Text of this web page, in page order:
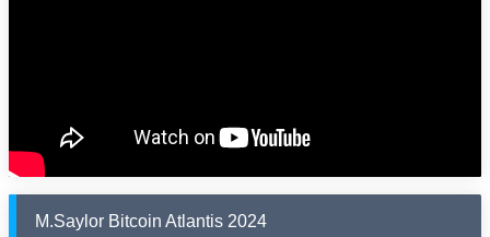
M.Saylor Bitcoin Atlantis 2024